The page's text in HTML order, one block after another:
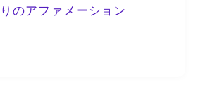
のアファメーション